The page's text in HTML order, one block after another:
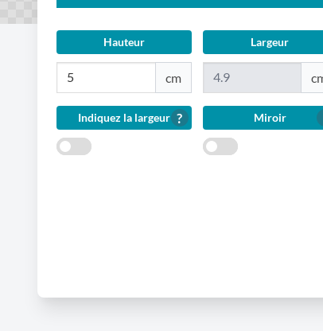
Hauteur Largeur
Indiquez la largeur ?
Indiquez
Miroir
Miroir